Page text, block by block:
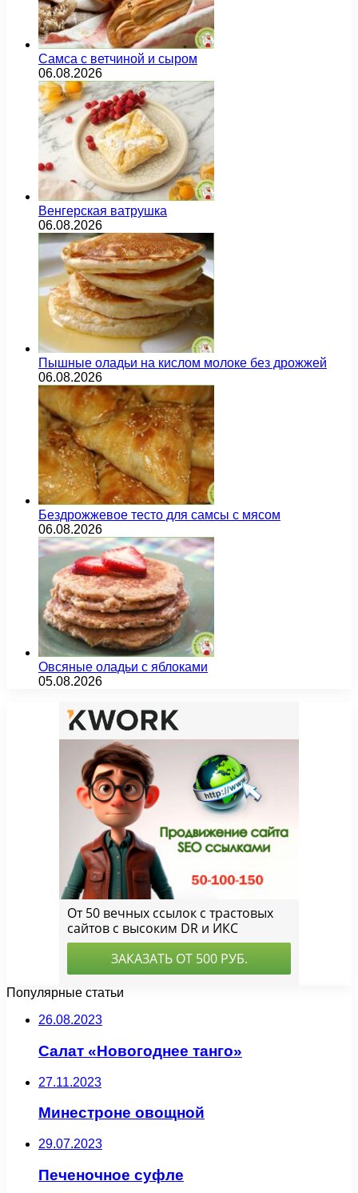
Самса с ветчиной и сыром
06.08.2026
Венгерская ватрушка
06.08.2026
Пышные оладьи на кислом молоке без дрожжей
06.08.2026
Бездрожжевое тесто для самсы с мясом
06.08.2026
Овсяные оладьи с яблоками
05.08.2026
Популярные статьи
26.08.2023
Салат «Новогоднее танго»
27.11.2023
Минестроне овощной
29.07.2023
Печеночное суфле